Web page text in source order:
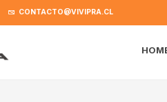
CONTACTO@VIVIPRA.CL